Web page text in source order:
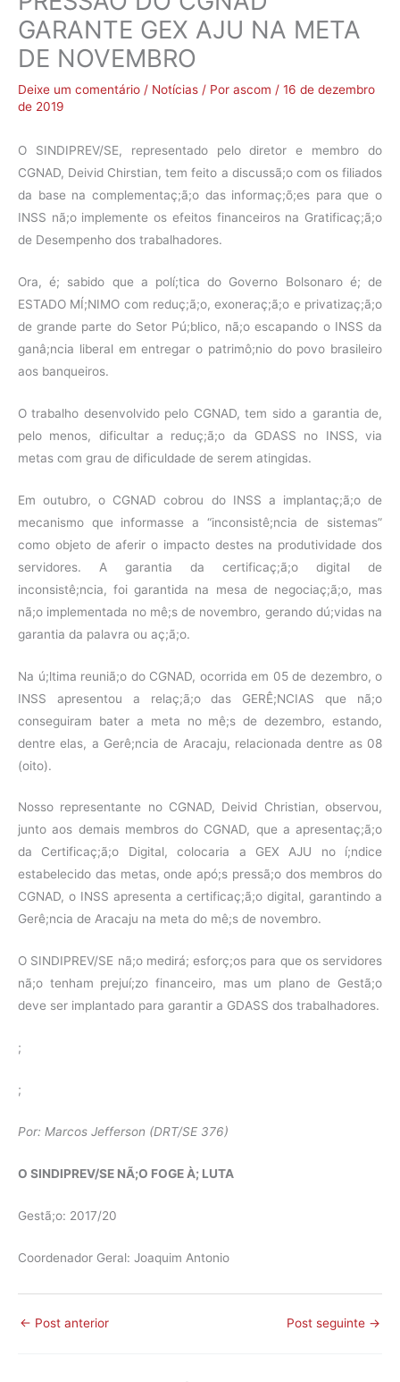
GARANTE GEX AJU NA META
DE NOVEMBRO
Deixe um comentário / Notícias / Por ascom / 16 de dezembro
de 2019
O SINDIPREV/SE, representado pelo diretor e membro do
CGNAD, Deivid Chirstian, tem feito a discussã;o com os filiados
da base na complementaç;ã;o das informaç;õ;es para que o
INSS nã;o implemente os efeitos financeiros na Gratificaç;ã;o
de Desempenho dos trabalhadores.
Ora, é; sabido que a polí;tica do Governo Bolsonaro é; de
ESTADO MÍ;NIMO com reduç;ã;o, exoneraç;ã;o e privatizaç;ã;o
de grande parte do Setor Pú;blico, nã;o escapando o INSS da
ganâ;ncia liberal em entregar o patrimô;nio do povo brasileiro
aos banqueiros.
O trabalho desenvolvido pelo CGNAD, tem sido a garantia de,
pelo menos, dificultar a reduç;ã;o da GDASS no INSS, via
metas com grau de dificuldade de serem atingidas.
Em outubro, o CGNAD cobrou do INSS a implantaç;ã;o de
mecanismo que informasse a “inconsistê;ncia de sistemas”
como objeto de aferir o impacto destes na produtividade dos
servidores. A garantia da certificaç;ã;o digital de
inconsistê;ncia, foi garantida na mesa de negociaç;ã;o, mas
nã;o implementada no mê;s de novembro, gerando dú;vidas na
garantia da palavra ou aç;ã;o.
Na ú;ltima reuniã;o do CGNAD, ocorrida em 05 de dezembro, o
INSS apresentou a relaç;ã;o das GERÊ;NCIAS que nã;o
conseguiram bater a meta no mê;s de dezembro, estando,
dentre elas, a Gerê;ncia de Aracaju, relacionada dentre as 08
(oito).
Nosso representante no CGNAD, Deivid Christian, observou,
junto aos demais membros do CGNAD, que a apresentaç;ã;o
da Certificaç;ã;o Digital, colocaria a GEX AJU no í;ndice
estabelecido das metas, onde apó;s pressã;o dos membros do
CGNAD, o INSS apresenta a certificaç;ã;o digital, garantindo a
Gerê;ncia de Aracaju na meta do mê;s de novembro.
O SINDIPREV/SE nã;o medirá; esforç;os para que os servidores
nã;o tenham prejuí;zo financeiro, mas um plano de Gestã;o
deve ser implantado para garantir a GDASS dos trabalhadores.
;
;
Por: Marcos Jefferson (DRT/SE 376)
O SINDIPREV/SE NÃ;O FOGE À; LUTA
Gestã;o: 2017/20
Coordenador Geral: Joaquim Antonio
← Post anterior Post seguinte →